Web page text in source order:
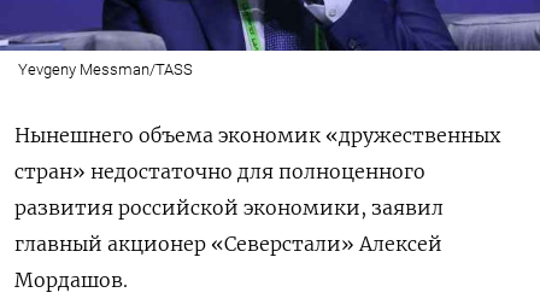
Yevgeny Messman/TASS
Нынешнего объема экономик «дружественных
стран» недостаточно для полноценного
развития российской экономики, заявил
главный акционер «Северстали» Алексей
Мордашов.